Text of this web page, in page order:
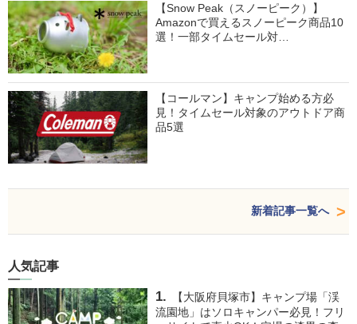
【Snow Peak（スノーピーク）】
Amazonで買えるスノーピーク商品10
選！一部タイムセール対…
【コールマン】キャンプ始める方必
見！タイムセール対象のアウトドア商
品5選
新着記事一覧へ
人気記事
【大阪府貝塚市】キャンプ場「渓
流園地」はソロキャンパー必見！フリ